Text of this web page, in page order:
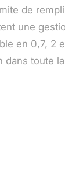
de
une
en 0,7, 2
toute